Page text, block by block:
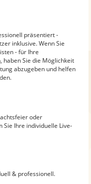
präsentiert -
inklusive. Wenn Sie
- für Ihre
Sie die Möglichkeit
abzugeben und helfen
oder
Sie Ihre individuelle Live-
& professionell.